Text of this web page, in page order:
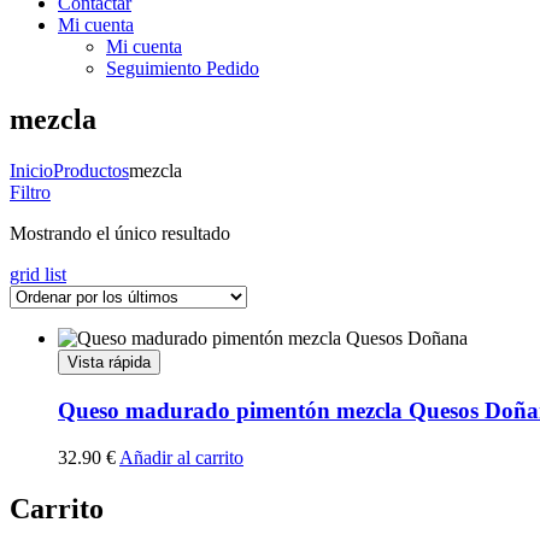
Mi cuenta
Mi cuenta
Seguimiento Pedido
mezcla
InicioProductosmezcla
Filtro
Mostrando el único resultado
grid list
Vista rápida
Queso madurado pimentón mezcla Quesos
32.90 € Añadir al carrito
Carrito